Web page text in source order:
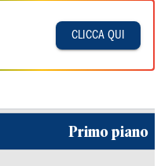
CLICCA QUI
Primo piano